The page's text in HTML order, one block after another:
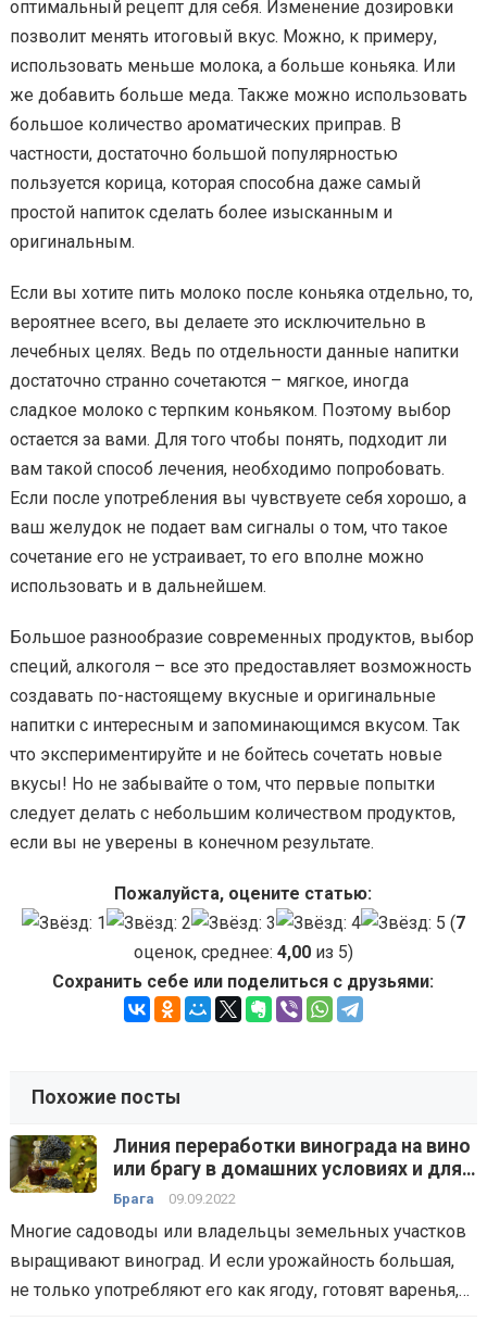
оптимальный рецепт для себя. Изменение дозировки
позволит менять итоговый вкус. Можно, к примеру,
использовать меньше молока, а больше коньяка. Или
же добавить больше меда. Также можно использовать
большое количество ароматических приправ. В
частности, достаточно большой популярностью
пользуется корица, которая способна даже самый
простой напиток сделать более изысканным и
оригинальным.
Если вы хотите пить молоко после коньяка отдельно, то,
вероятнее всего, вы делаете это исключительно в
лечебных целях. Ведь по отдельности данные напитки
достаточно странно сочетаются – мягкое, иногда
сладкое молоко с терпким коньяком. Поэтому выбор
остается за вами. Для того чтобы понять, подходит ли
вам такой способ лечения, необходимо попробовать.
Если после употребления вы чувствуете себя хорошо, а
ваш желудок не подает вам сигналы о том, что такое
сочетание его не устраивает, то его вполне можно
использовать и в дальнейшем.
Большое разнообразие современных продуктов, выбор
специй, алкоголя – все это предоставляет возможность
создавать по-настоящему вкусные и оригинальные
напитки с интересным и запоминающимся вкусом. Так
что экспериментируйте и не бойтесь сочетать новые
вкусы! Но не забывайте о том, что первые попытки
следует делать с небольшим количеством продуктов,
если вы не уверены в конечном результате.
Пожалуйста, оцените статью:
(7
оценок, среднее: 4,00из 5)
Сохранить себе или поделиться с друзьями:
Похожие посты
Линия переработки винограда на вино
или брагу в домашних условиях и для
малых производств — технологии,
Брага 09.09.2022
Многие садоводы или владельцы земельных участков
выращивают виноград. И если урожайность большая,
не только употребляют его как ягоду, готовят варенья,…